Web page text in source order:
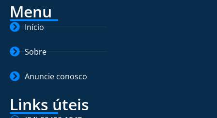
Menu
Início
Sobre
Anuncie conosco
Links úteis